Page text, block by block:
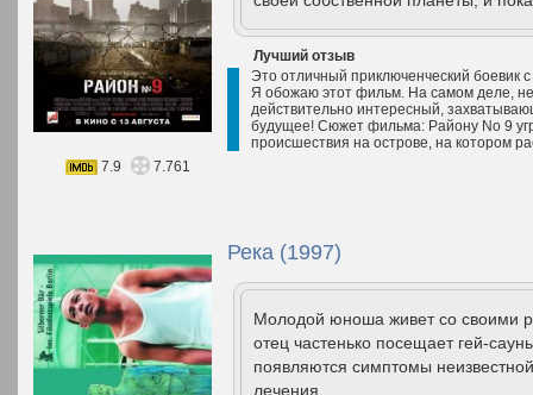
Лучший отзыв
Это отличный приключенческий боевик
Я обожаю этот фильм. На самом деле, не
действительно интересный,
будущее! Сюжет фильма: Району No 9
происшествия на острове, на котором
7.9
7.761
Река (1997)
Молодой юноша живет со своими
отец частенько посещает гей-
появляются симптомы
лечения.